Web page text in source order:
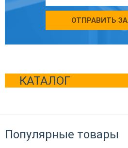
КАТАЛОГ
ОТПРАВИТЬ
Популярные товары